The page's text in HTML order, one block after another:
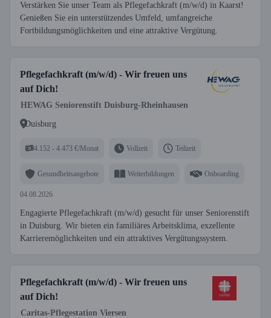
Verstärken Sie unser Team als Pflegefachkraft (m/w/d) in Kaarst!
Genießen Sie ein unterstützendes Umfeld, umfangreiche
Fortbildungsmöglichkeiten und eine attraktive Vergütung.
Pflegefachkraft (m/w/d) - Wir freuen uns
auf Dich!
HEWAG Seniorenstift Duisburg-Rheinhausen
Duisburg
4.152 - 4.473 €/Monat Vollzeit Teilzeit
Gesundheitsangebote Weiterbildungen Onboarding
04.08.2026
Engagierte Pflegefachkraft (m/w/d) gesucht für unser Seniorenstift
in Duisburg. Wir bieten ein familiäres Arbeitsklima, exzellente
Karrieremöglichkeiten und ein attraktives Vergütungssystem.
Pflegefachkraft (m/w/d) - Wir freuen uns
auf Dich!
Caritas-Pflegestation Viersen